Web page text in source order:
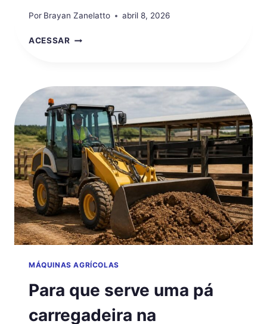
Por Brayan Zanelatto abril 8, 2026
ACESSAR COMO
NO
RURAL?
MÁQUINAS AGRÍCOLAS
Para que serve uma pá
carregadeira na